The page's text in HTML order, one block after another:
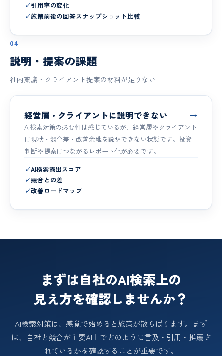
✓引用率の変化
✓施策前後の回答スナップショット比較
04
説明・提案の課題
社内稟議・クライアント提案の材料が足りない
経営層・クライアントに説明できない →
AI検索対策の必要性は感じているが、経営層やクライアント
に現状・競合差・改善余地を説明できない状態です。投資
判断や提案につながるレポート化が必要です。
✓AI検索露出スコア
✓競合との差
✓改善ロードマップ
まずは自社のAI検索上の
見え方を確認しませんか？
AI検索対策は、感覚で始めると施策が散らばります。まず
は、自社と競合が主要AI上でどのように言及・引用・推薦さ
れているかを確認することが重要です。